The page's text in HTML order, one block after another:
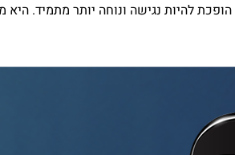
הופכת להיות נגישה ונוחה יותר מתמיד. היא